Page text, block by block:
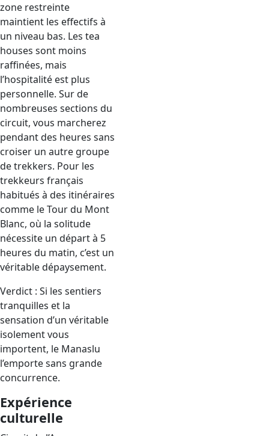
zone restreinte
maintient les effectifs à
un niveau bas. Les tea
houses sont moins
raffinées, mais
l’hospitalité est plus
personnelle. Sur de
nombreuses sections du
circuit, vous marcherez
pendant des heures sans
croiser un autre groupe
de trekkers. Pour les
trekkeurs français
habitués à des itinéraires
comme le Tour du Mont
Blanc, où la solitude
nécessite un départ à 5
heures du matin, c’est un
véritable dépaysement.
Verdict : Si les sentiers
tranquilles et la
sensation d’un véritable
isolement vous
importent, le Manaslu
l’emporte sans grande
concurrence.
Expérience
culturelle